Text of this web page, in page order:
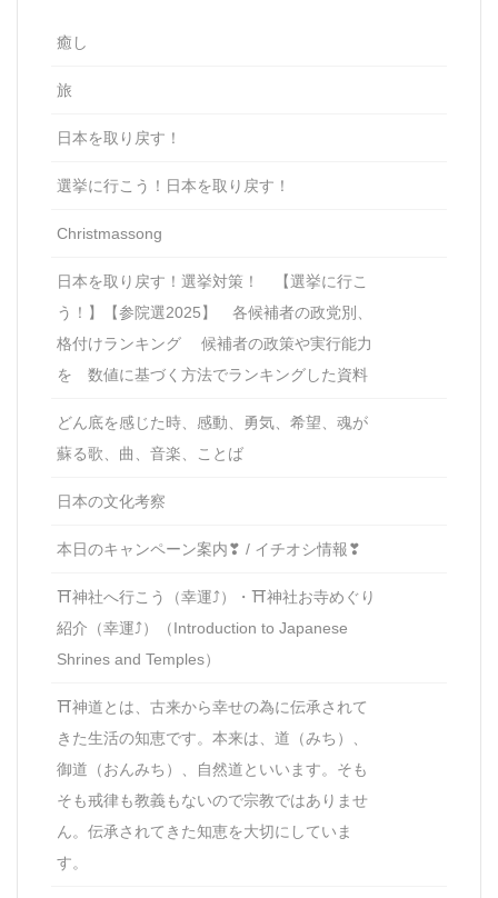
癒し
旅
日本を取り戻す！
選挙に行こう！日本を取り戻す！
Christmassong
日本を取り戻す！選挙対策！ 【選挙に行こ
う！】【参院選2025】 各候補者の政党別、
格付けランキング 候補者の政策や実行能力
を 数値に基づく方法でランキングした資料
どん底を感じた時、感動、勇気、希望、魂が
蘇る歌、曲、音楽、ことば
日本の文化考察
本日のキャンペーン案内❣ / イチオシ情報❣
⛩神社へ行こう（幸運⤴）・⛩神社お寺めぐり
紹介（幸運⤴）（Introduction to Japanese
Shrines and Temples）
⛩神道とは、古来から幸せの為に伝承されて
きた生活の知恵です。本来は、道（みち）、
御道（おんみち）、自然道といいます。そも
そも戒律も教義もないので宗教ではありませ
ん。伝承されてきた知恵を大切にしていま
す。